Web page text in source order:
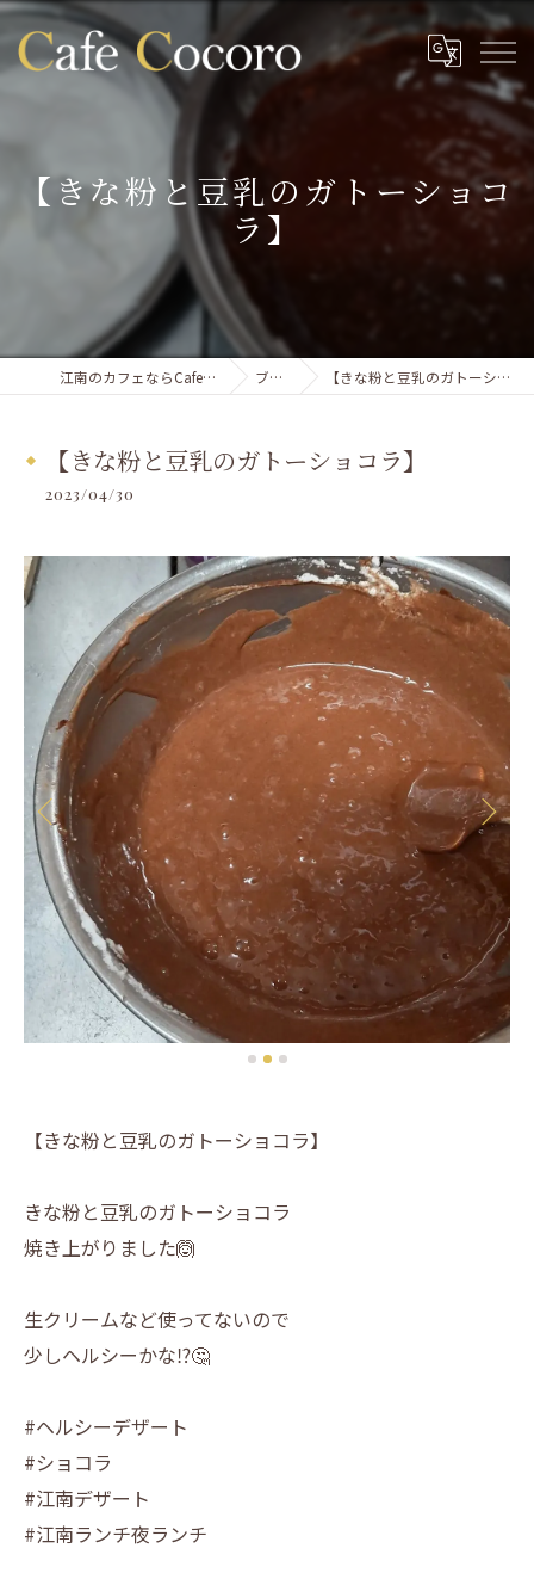
【きな粉と豆乳のガトーショコ
ラ】
江南のカフェならCafe Cocoro ブログ 【きな粉と豆乳のガトーショコラ】
【きな粉と豆乳のガトーショコラ】
2023/04/30
【きな粉と豆乳のガトーショコラ】
きな粉と豆乳のガトーショコラ
焼き上がりました🙆
生クリームなど使ってないので
少しヘルシーかな⁉️🤔
#ヘルシーデザート
#ショコラ
#江南デザート
#江南ランチ夜ランチ